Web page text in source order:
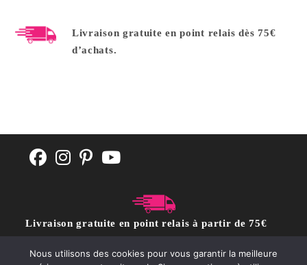
Livraison gratuite en point relais dès 75€
d’achats.
Livraison gratuite en point relais à partir de 75€
Nous utilisons des cookies pour vous garantir la meilleure